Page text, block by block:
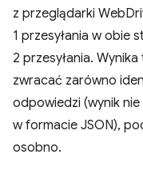
z przeglądarki
1 przesyłania w obie
2 przesyłania.
zwracać zarówno
odpowiedzi (wynik
w formacie JSON),
osobno.